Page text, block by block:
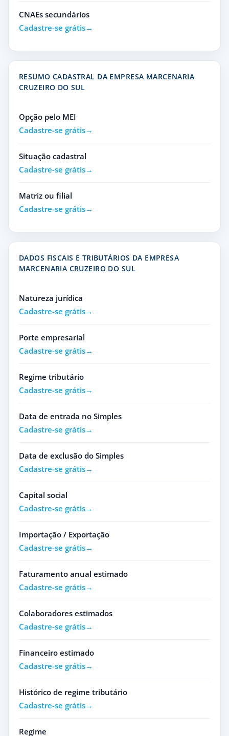
CNAEs secundários
Cadastre-se grátis
RESUMO CADASTRAL DA EMPRESA MARCENARIA
CRUZEIRO DO SUL
Opção pelo MEI
Cadastre-se grátis
Situação cadastral
Cadastre-se grátis
Matriz ou filial
Cadastre-se grátis
DADOS FISCAIS E TRIBUTÁRIOS DA EMPRESA
MARCENARIA CRUZEIRO DO SUL
Natureza jurídica
Cadastre-se grátis
Porte empresarial
Cadastre-se grátis
Regime tributário
Cadastre-se grátis
Data de entrada no Simples
Cadastre-se grátis
Data de exclusão do Simples
Cadastre-se grátis
Capital social
Cadastre-se grátis
Importação / Exportação
Cadastre-se grátis
Faturamento anual estimado
Cadastre-se grátis
Colaboradores estimados
Cadastre-se grátis
Financeiro estimado
Cadastre-se grátis
Histórico de regime tributário
Cadastre-se grátis
Regime